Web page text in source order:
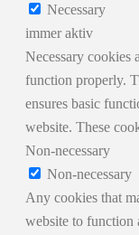
Necessary
immer aktiv
Necessary cookies
function properly.
ensures basic
website. These
Non-necessary
Non-necessary
Any cookies that
website to function